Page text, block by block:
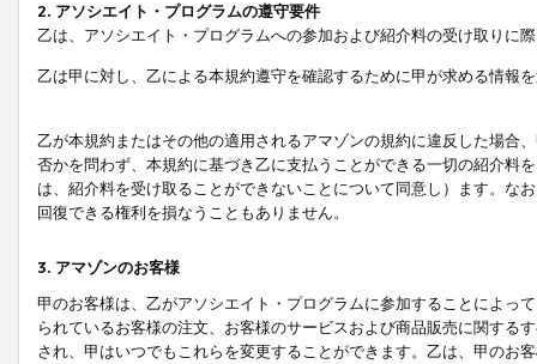
2. アソシエイト・プログラムの遵守要件
乙は、アソシエイト・プログラムへの参加および紹介料の受け取りに
乙は甲に対し、乙による本規約遵守を確認するために甲が求める情報
乙が本規約またはその他の適用されるアマゾンの規約に違反した場合
否かを問わず、本規約に基づき乙に支払うことができる一切の紹介料
は、紹介料を受け取ることができないことについて同意し）ます。な
回復できる権利を損なうこともありません。
3. アマゾンのお客様
甲のお客様は、乙がアソシエイト・プログラムに参加することによっ
られているお客様の注文、お客様のサービスおよび商品販売に関する
され、甲はいつでもこれらを変更することができます。乙は、甲のお